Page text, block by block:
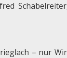
– nur